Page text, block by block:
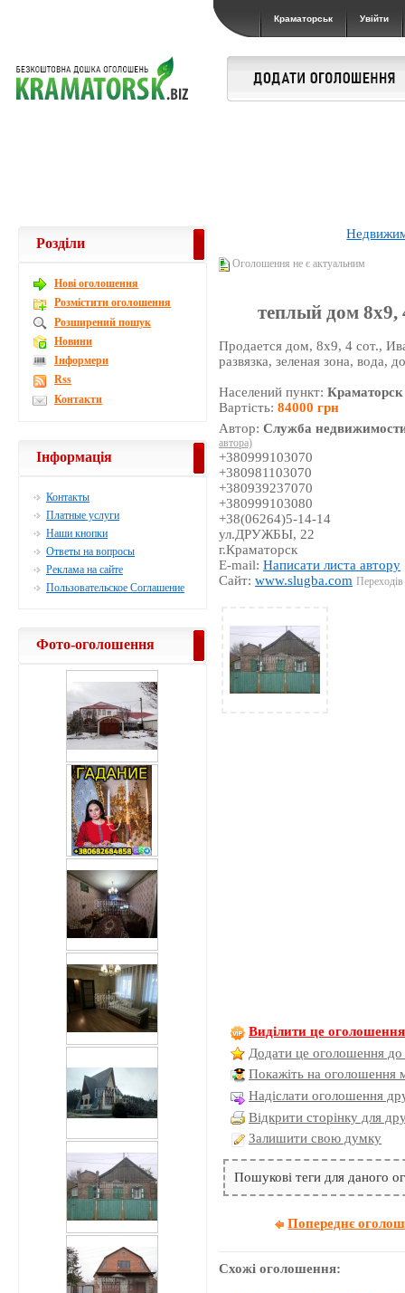
Краматорськ Увійти
Оголошення не є актуальним
теплый дом 8х9,
Продается дом, 8х9, 4 сот.,
развязка, зеленая зона, вода,
Населений пункт:Краматорск
Вартість:84000 грн
Автор:Служба
автора)
+380999103070
+380981103070
+380939237070
+380999103080
+38(06264)5-14-14
ул.ДРУЖБЫ, 22
г.Краматорск
E-mail:Написати листа автору
Сайт:www.slugba.com
Виділити це оголошення
Додати це оголошення до
Покажіть на оголошення
Надіслати оголошення
Відкрити сторінку для
Залишити свою думку
Пошукові теги для даного
Попереднє
Схожі оголошення:
Розділи
Новi оголошення
Розмістити оголошення
Розширений пошук
Новини
Інформери
Rss
Контакти
Інформація
Контакты
Платные услуги
Наши кнопки
Ответы на вопросы
Реклама на сайте
Пользовательское Соглашение
Фото-оголошення